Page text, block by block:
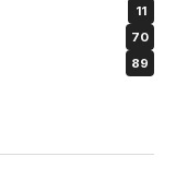
11
70
89